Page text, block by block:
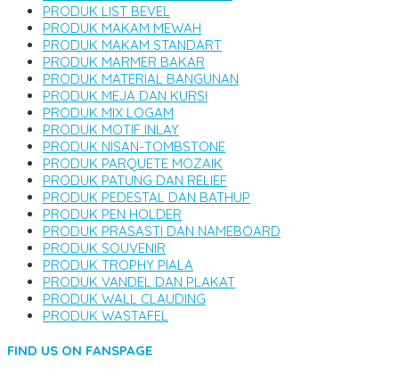
PRODUK LIST BEVEL
PRODUK MAKAM MEWAH
PRODUK MAKAM STANDART
PRODUK MARMER BAKAR
PRODUK MATERIAL BANGUNAN
PRODUK MEJA DAN KURSI
PRODUK MIX LOGAM
PRODUK MOTIF INLAY
PRODUK NISAN-TOMBSTONE
PRODUK PARQUETE MOZAIK
PRODUK PATUNG DAN RELIEF
PRODUK PEDESTAL DAN BATHUP
PRODUK PEN HOLDER
PRODUK PRASASTI DAN NAMEBOARD
PRODUK SOUVENIR
PRODUK TROPHY PIALA
PRODUK VANDEL DAN PLAKAT
PRODUK WALL CLAUDING
PRODUK WASTAFEL
FIND US ON FANSPAGE